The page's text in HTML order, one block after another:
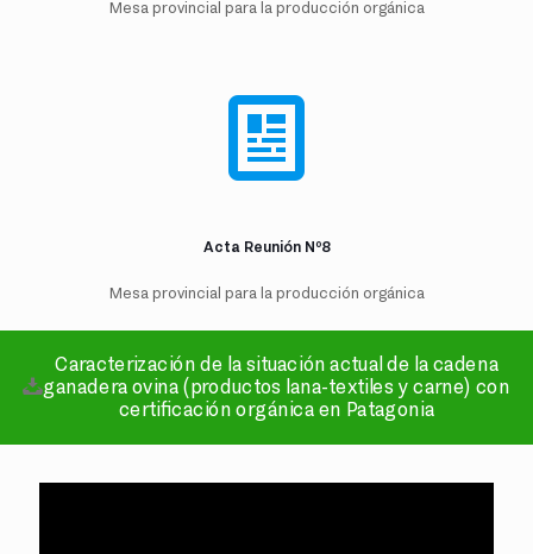
Mesa provincial para la producción orgánica
Acta Reunión Nº8
Mesa provincial para la producción orgánica
Caracterización de la situación actual de la cadena
ganadera ovina (productos lana-textiles y carne) con
certificación orgánica en Patagonia